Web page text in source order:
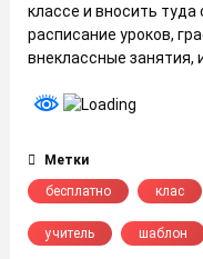
классе и вносить туда
расписание уроков,
внеклассные занятия,
Метки
бесплатно
клас
учитель шаблон